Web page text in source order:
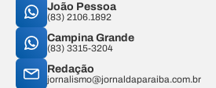
João Pessoa
(83) 2106.1892
Campina Grande
(83) 3315-3204
Redação
jornalismo@jornaldaparaiba.com.br